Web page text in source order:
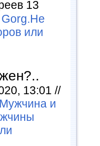
13
Gorg.Не
или
13:01 //
и